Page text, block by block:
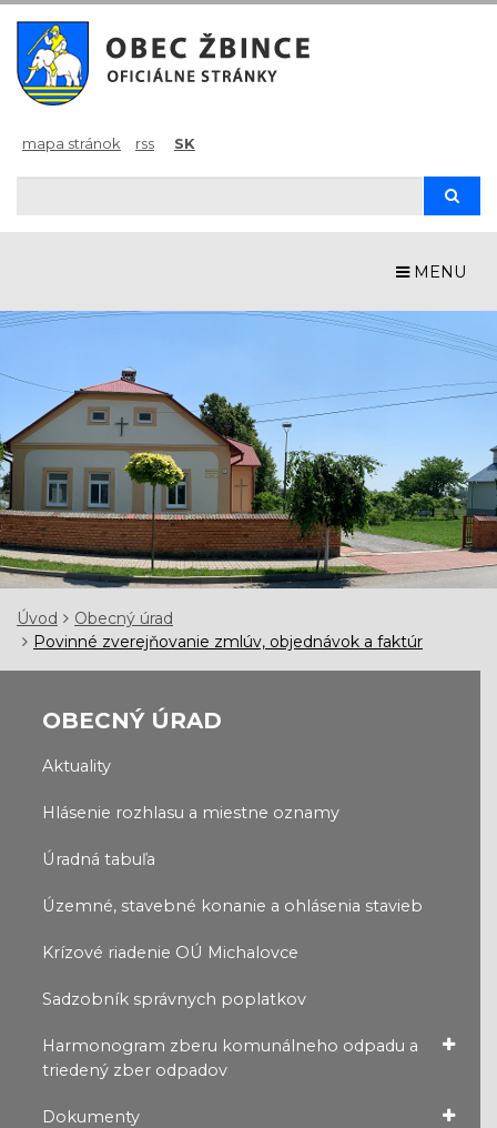
mapa stránok rss SK
MENU
Úvod
Obecný úrad
Povinné zverejňovanie zmlúv, objednávok a faktúr
OBECNÝ ÚRAD
Aktuality
Hlásenie rozhlasu a miestne oznamy
Úradná tabuľa
Územné, stavebné konanie a ohlásenia stavieb
Krízové riadenie OÚ Michalovce
Sadzobník správnych poplatkov
Harmonogram zberu komunálneho odpadu a
triedený zber odpadov
Dokumenty